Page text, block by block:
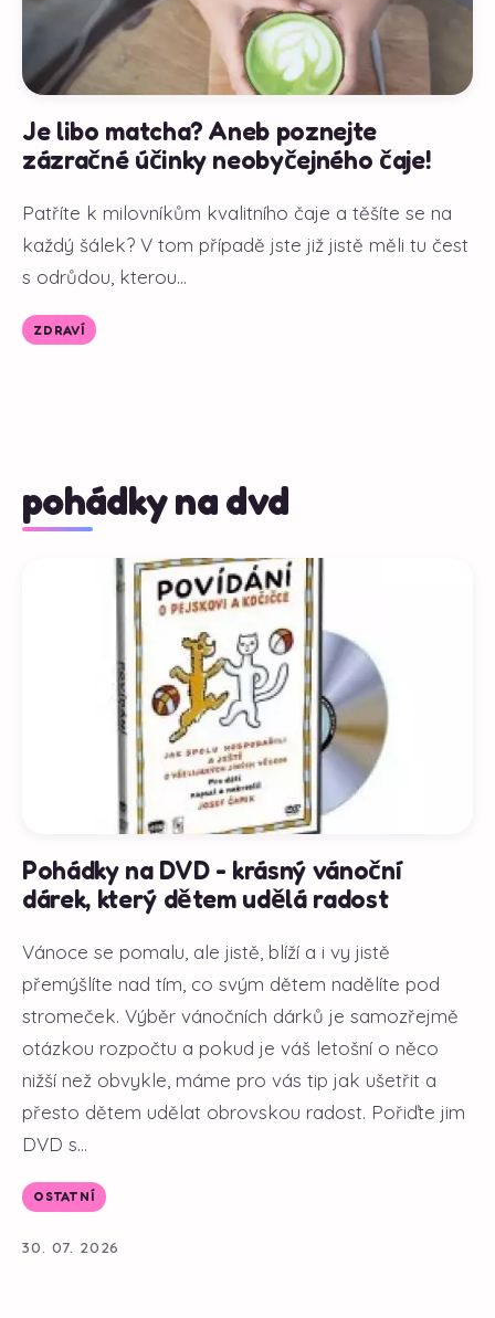
Je libo matcha? Aneb poznejte
zázračné účinky neobyčejného čaje!
Patříte k milovníkům kvalitního čaje a těšíte se na
každý šálek? V tom případě jste již jistě měli tu čest
s odrůdou, kterou...
ZDRAVÍ
pohádky na dvd
Pohádky na DVD - krásný vánoční
dárek, který dětem udělá radost
Vánoce se pomalu, ale jistě, blíží a i vy jistě
přemýšlíte nad tím, co svým dětem nadělíte pod
stromeček. Výběr vánočních dárků je samozřejmě
otázkou rozpočtu a pokud je váš letošní o něco
nižší než obvykle, máme pro vás tip jak ušetřit a
přesto dětem udělat obrovskou radost. Pořiďte jim
DVD s...
OSTATNÍ
30. 07. 2026